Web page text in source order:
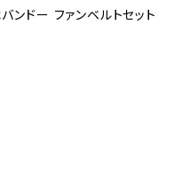
ンドー ファンベルトセット